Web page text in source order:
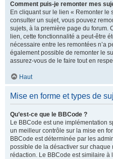
Comment puis-je remonter mes
En cliquant sur le lien « Remonter le
consulter un sujet, vous pouvez
sujets, à la première page du forum.
lien, cette fonctionnalité a peut-être
nécessaire entre les remontées n’a
également possible de remonter le
assurez-vous de le faire tout en
Haut
Mise en forme et types de
Qu’est-ce que le BBCode ?
Le BBCode est une implémentation
un meilleur contrôle sur la mise en
BBCode est déterminée par les
possible de la désactiver sur
rédaction. Le BBCode est similaire à